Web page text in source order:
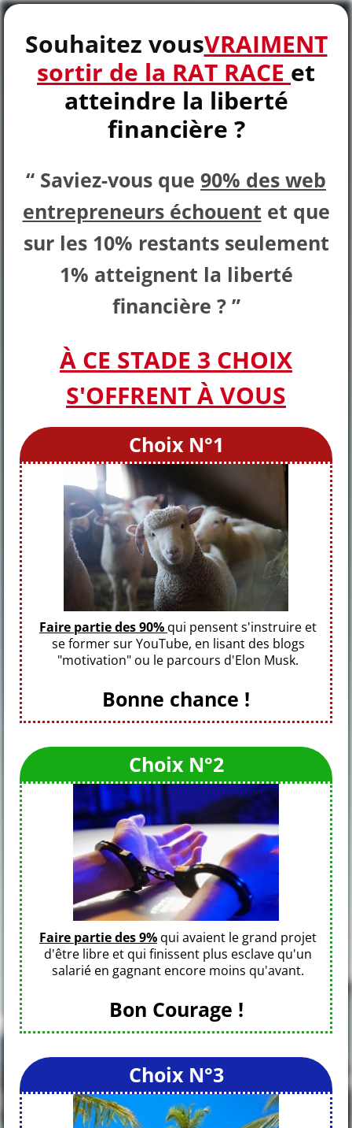
Souhaitez vousVRAIMENT
sortir de la RAT RACE et
atteindre la liberté
financière ?
“ Saviez-vous que 90% des web
entrepreneurs échouent et que
sur les 10% restants seulement
1% atteignent la liberté
financière ? ”
À CE STADE 3 CHOIX
S'OFFRENT À VOUS
Choix N°1
Faire partie des 90% qui pensent s'instruire et
se former sur YouTube, en lisant des blogs
"motivation" ou le parcours d'Elon Musk.
Bonne chance !
Choix N°2
Faire partie des 9% qui avaient le grand projet
d'être libre et qui finissent plus esclave qu'un
salarié en gagnant encore moins qu'avant.
Bon Courage !
Choix N°3